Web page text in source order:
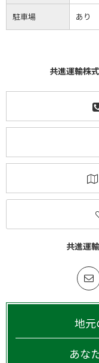
駐車場 あり
共進運輸株
共進運
地元
あな